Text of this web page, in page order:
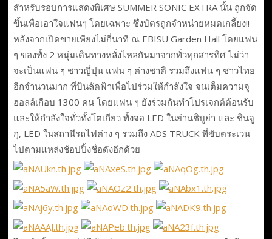
สำหรับรอบการแสดงพิเศษ SUMMER SONIC EXTRA นั้น ถูกจัด
ขึ้นเพื่อเอาใจแฟนๆ โดยเฉพาะ ซึ่งบัตรถูกจำหน่ายหมดเกลี้ยง!!
หลังจากเปิดขายเพียงไม่กี่นาที ณ EBISU Garden Hall โดยแฟน
ๆ ของทั้ง 2 หนุ่มเดินทางหลั่งไหลกันมาจากทั่วทุกสารทิศ ไม่ว่า
จะเป็นแฟน ๆ ชาวญี่ปุน แฟน ๆ ต่างชาติ รวมถึงแฟน ๆ ชาวไทย
อีกจำนวนมาก ที่บินลัดฟ้าเพื่อไปร่วมให้กำลังใจ จนเต็มความจุ
ฮอลล์เกือบ 1300 คน โดยแฟน ๆ ยังร่วมกันทำโปรเจกต์ต้อนรับ
และให้กำลังใจทั่วทั้งโตเกียว ทั้งจอ LED ในย่านชิบูย่า และ ชินจู
กุ, LED ในสถานีรถไฟต่าง ๆ รวมถึง ADS TRUCK ที่ขับตระเวน
ไปตามแหล่งช้อปปิ้งชื่อดังอีกด้วย